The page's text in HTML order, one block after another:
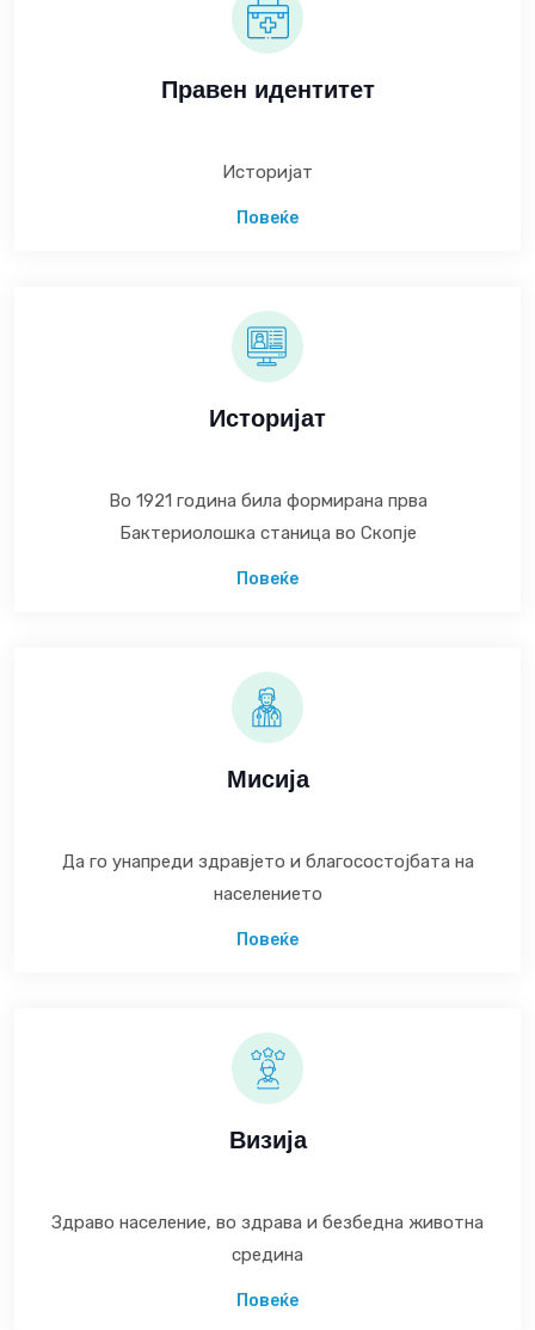
Правен идентитет
Историјат
Повеќе
Историјат
Во 1921 година била формирана прва
Бактериолошка станица во Скопје
Повеќе
Мисија
Да го унапреди здравјето и благосостојбата на
населението
Повеќе
Визија
Здраво население, во здрава и безбедна животна
средина
Повеќе